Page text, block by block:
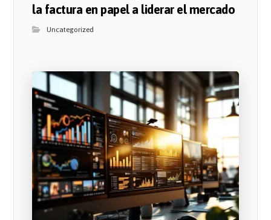
la factura en papel a liderar el mercado
Uncategorized